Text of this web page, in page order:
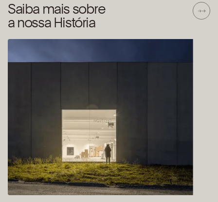
Saiba mais sobre
a nossa História